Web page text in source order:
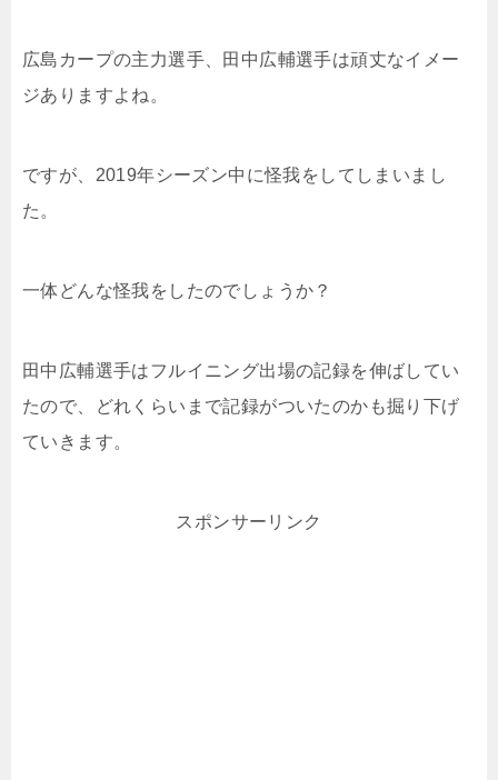
広島カープの主力選手、田中広輔選手は頑丈なイメー
ジありますよね。
ですが、2019年シーズン中に怪我をしてしまいまし
た。
一体どんな怪我をしたのでしょうか？
田中広輔選手はフルイニング出場の記録を伸ばしてい
たので、どれくらいまで記録がついたのかも掘り下げ
ていきます。
スポンサーリンク